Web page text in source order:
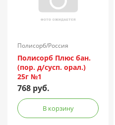
Полисорб/Россия
Полисорб Плюс бан.
(пор. д/сусп. орал.)
25г №1
768 руб.
В корзину